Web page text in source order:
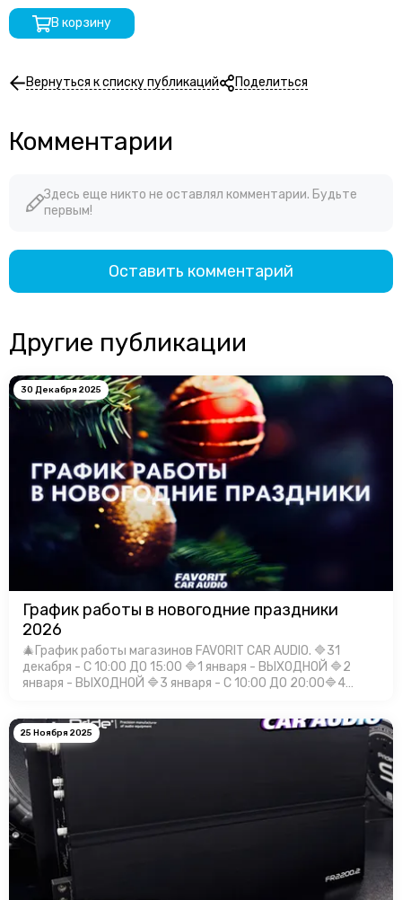
В корзину
Вернуться к списку публикаций Поделиться
Комментарии
Здесь еще никто не оставлял комментарии. Будьте
первым!
Оставить комментарий
Другие публикации
30 Декабря 2025
График работы в новогодние праздники
2026
🎄График работы магазинов FAVORIT CAR AUDIO. 🔷31
декабря - С 10:00 ДО 15:00 🔷1 января - ВЫХОДНОЙ 🔷2
января - ВЫХОДНОЙ 🔷3 января - С 10:00 ДО 20:00🔷4
января - С 10:00 Д…
25 Ноября 2025